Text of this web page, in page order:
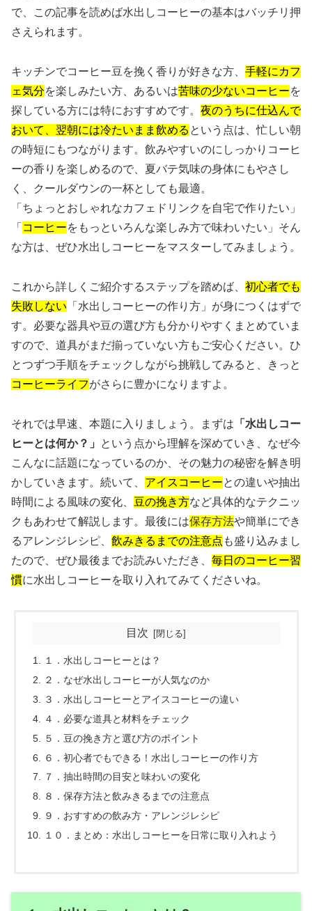
で、この記事を読めば水出しコーヒーの基本はバッチリ押
さえられます。
キッチンでコーヒー豆を挽く香りが好きな方、 手軽にカフ
ェ気分を楽しみたい方、あるいは苦味の少ないコーヒーを
探している方には特におすすめです。 夜のうちに仕込んで
おいて、翌朝には冷たいまま飲める という点は、忙しい朝
の時短にもつながります。飲みやすいのにしっかりコーヒ
ーの香りを楽しめるので、夏バテ気味の身体にもやさし
く、クールダウンの一杯としても最適。
「ちょっとおしゃれなカフェドリンクを自宅で作りたい」
「 コーヒーをもっといろんな楽しみ方で味わいたい」そん
な方は、ぜひ水出しコーヒーをマスターしてみましょう。
これから詳しくご紹介するステップを踏めば、 初心者でも
失敗しない 「水出しコーヒーの作り方」が身につくはずで
す。必要な器具や豆の選び方も分かりやすくまとめていま
すので、道具がまだ揃っていない方もご安心ください。ひ
とつずつ手順をチェックしながら挑戦してみると、きっと
コーヒーライフがさらに豊かになりますよ。
それでは早速、本題に入りましょう。まずは 「水出しコー
ヒーとは何か？」
という点から理解を深めていき、なぜ今
こんなに話題になっているのか、その魅力の秘密を解き明
かしていきます。続いて、 アイスコーヒーとの違いや抽出
時間による風味の変化、 豆の挽き方など具体的なテクニッ
クもあわせて解説します。最後には保存方法や簡単にでき
るアレンジレシピ、 飲みきるまでの注意点 も盛り込みまし
たので、ぜひ最後までお読みいただき、 毎日のコーヒー習
慣に水出しコーヒーを取り入れてみてくださいね。
目次
１．水出しコーヒーとは？
２．なぜ水出しコーヒーが人気なのか
３．水出しコーヒーとアイスコーヒーの違い
４．必要な道具と材料をチェック
５．豆の挽き方と選び方のポイント
６．初心者でもできる！水出しコーヒーの作り方
７．抽出時間の目安と味わいの変化
８．保存方法と飲みきるまでの注意点
９．おすすめの飲み方・アレンジレシピ
１０．まとめ：水出しコーヒーを日常に取り入れよう